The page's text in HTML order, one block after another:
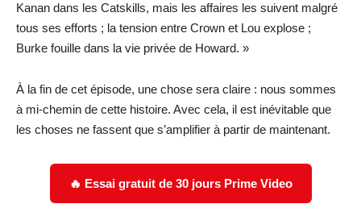
Kanan dans les Catskills, mais les affaires les suivent malgré
tous ses efforts ; la tension entre Crown et Lou explose ;
Burke fouille dans la vie privée de Howard. »
À la fin de cet épisode, une chose sera claire : nous sommes
à mi-chemin de cette histoire. Avec cela, il est inévitable que
les choses ne fassent que s’amplifier à partir de maintenant.
🔥 Essai gratuit de 30 jours Prime Video